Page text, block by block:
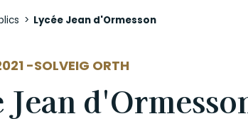
Lycée Jean d'Ormesson
-SOLVEIG ORTH